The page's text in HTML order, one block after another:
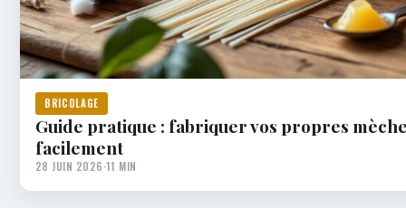
BRICOLAGE
Guide pratique : fabriquer vos propres
facilement
28 JUIN 2026·11 MIN